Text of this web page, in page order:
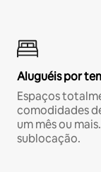
Aluguéis por
Espaços
comodidades
um mês ou
sublocação.